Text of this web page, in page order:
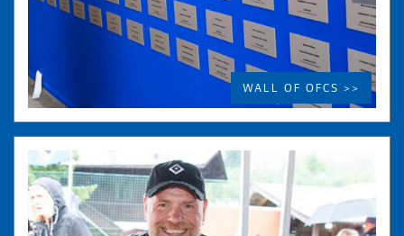
WALL OF OFCS >>